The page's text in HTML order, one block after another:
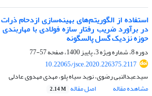
استفاده از الگوریتم‌های بهینه‌سازی ازدحام
در برآورد ضریب رفتار سازه‌ فولادی با
حوزه نزدیک گسل پالسگونه
دوره 8، شماره ویژه 3، پاییز 1400، صفحه
57-77
10.22065/jsce.2020.226375.2117
سیدعبدالنبی رضوی، نوید سیاه پلو، مهدی مهدوی عادلی
مشاهده مقاله
اصل مقاله 2.14 M